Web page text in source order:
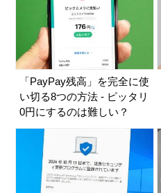
「PayPay残高」を完全に使
い切る8つの方法 - ピッタリ
0円にするのは難しい？